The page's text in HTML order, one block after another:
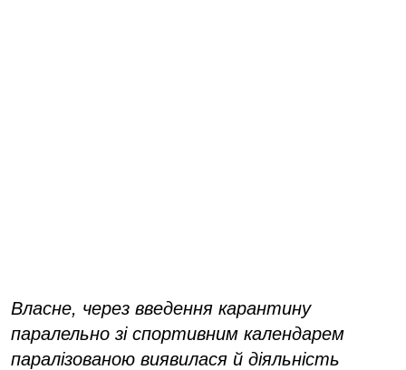
Власне, через введення карантину
паралельно зі спортивним календарем
паралізованою виявилася й діяльність